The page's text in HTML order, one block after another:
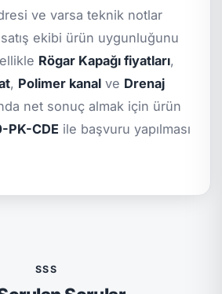
ve varsa teknik notlar
ekibi ürün uygunluğunu
Rögar Kapağı fiyatları,
, Polimer kanal ve Drenaj
net sonuç almak için ürün
PK-CDE ile başvuru yapılması
SSS